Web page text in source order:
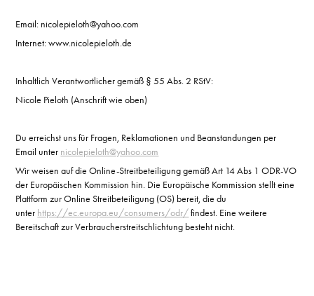
Email: nicolepieloth@yahoo.com
Internet: www.nicolepieloth.de
Inhaltlich Verantwortlicher gemäß § 55 Abs. 2 RStV:
Nicole Pieloth (Anschrift wie oben)
Du erreichst uns für Fragen, Reklamationen und Beanstandungen per
Email unter nicolepieloth@yahoo.com
Wir weisen auf die Online-Streitbeteiligung gemäß Art 14 Abs 1 ODR-VO
der Europäischen Kommission hin. Die Europäische Kommission stellt eine
Plattform zur Online Streitbeteiligung (OS) bereit, die du
unter https://ec.europa.eu/consumers/odr/findest. Eine weitere
Bereitschaft zur Verbraucherstreitschlichtung besteht nicht.